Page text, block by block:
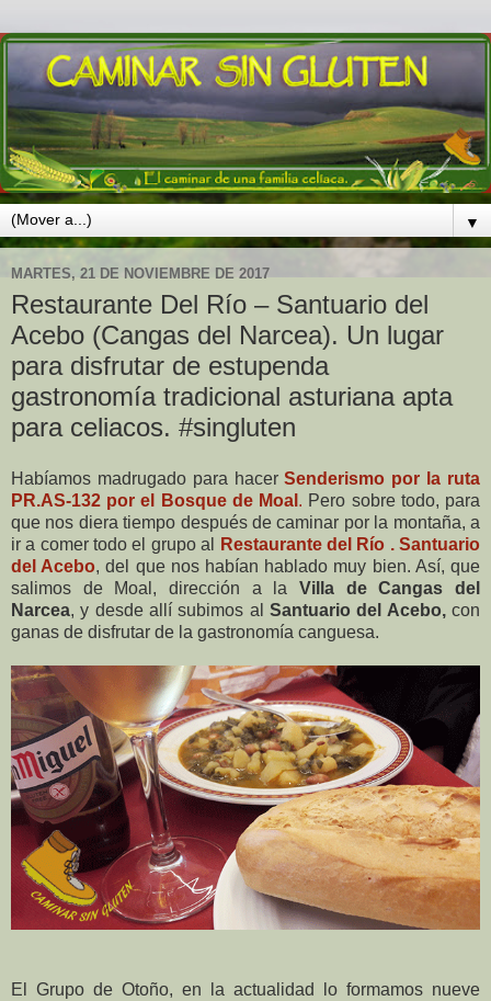
▼
MARTES, 21 DE NOVIEMBRE DE 2017
Restaurante Del Río – Santuario del
Acebo (Cangas del Narcea). Un lugar
para disfrutar de estupenda
gastronomía tradicional asturiana apta
para celiacos. #singluten
Habíamos madrugado para hacer Senderismo por la ruta
PR.AS-132 por el Bosque de Moal . Pero sobre todo, para
que nos diera tiempo después de caminar por la montaña, a
ir a comer todo el grupo al
Restaurante del Río . Santuario
del Acebo, del que nos habían hablado muy bien. Así, que
salimos de Moal, dirección a la Villa de Cangas del
Narcea, y desde allí subimos al Santuario del Acebo,con
ganas de disfrutar de la gastronomía canguesa.
El Grupo de Otoño, en la actualidad lo formamos nueve